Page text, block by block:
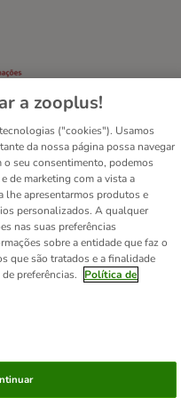
legal
de retratação
DSA
Emprego
a zooplus!
("cookies"). Usamos
da nossa página possa navegar
o seu consentimento, podemos
de marketing com a vista a
lhe apresentarmos produtos e
personalizados. A qualquer
nas suas preferências
sobre a entidade que faz o
que são tratados e a finalidade
preferências.
Política de